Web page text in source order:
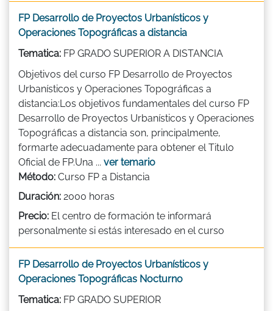
FP Desarrollo de Proyectos Urbanísticos y
Operaciones Topográficas a distancia
Tematica: FP GRADO SUPERIOR A DISTANCIA
Objetivos del curso FP Desarrollo de Proyectos
Urbanísticos y Operaciones Topográficas a
distancia:Los objetivos fundamentales del curso FP
Desarrollo de Proyectos Urbanísticos y Operaciones
Topográficas a distancia son, principalmente,
formarte adecuadamente para obtener el Titulo
Oficial de FP.Una ... ver temario
Método: Curso FP a Distancia
Duración: 2000 horas
Precio: El centro de formación te informará
personalmente si estás interesado en el curso
FP Desarrollo de Proyectos Urbanísticos y
Operaciones Topográficas Nocturno
Tematica: FP GRADO SUPERIOR